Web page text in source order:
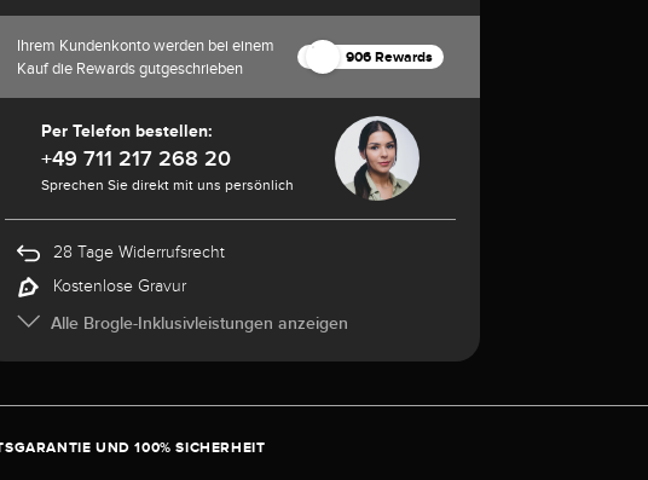
Ihrem Kundenkonto werden bei einem
Kauf die Rewards gutgeschrieben
906 Rewards
Per Telefon bestellen:
+49 711 217 268 20
Sprechen Sie direkt mit uns persönlich
28 Tage Widerrufsrecht
Kostenlose Gravur
Alle Brogle-Inklusivleistungen anzeigen
UND 100% SICHERHEIT